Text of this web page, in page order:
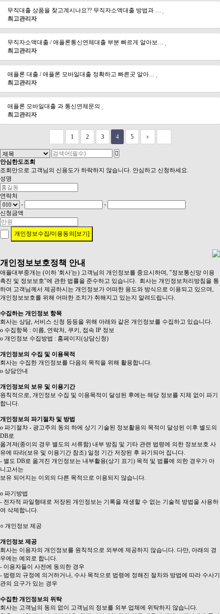
무직대출 상품을 찾고계시나요?? 무직자소액대출 방법과 …
최고관리자
무직자소액대출 / 애플론통신연체대출 부분 빠르게 알아보…
최고관리자
애플론 대출 / 애플론 모바일대출 정확하고 빠른곳 알아…
최고관리자
애플론 모바일대출 과 통신연체문의
최고관리자
1 2 3 4 5
안심 한도조회
조회만으로 고객님의 신용도가 하락하지 않습니다. 안심하고 신청하세요.
성명
연락처
-
-
신청금액
개인정보수집/이용동의[보기]
개인정보보호정책 안내
애플대부중개는 (이하 '회사'는) 고객님의 개인정보를 중요시하며, "정보통신망 이용
촉진 및 정보보호"에 관한 법률을 준수하고 있습니다. 회사는 개인정보처리방침을 통
하여 고객님께서 제공하시는 개인정보가 어떠한 용도와 방식으로 이용되고 있으며,
개인정보보호를 위해 어떠한 조치가 취해지고 있는지 알려드립니다.
수집하는 개인정보 항목
회사는 상담, 서비스 신청 등등을 위해 아래와 같은 개인정보를 수집하고 있습니다.
ο 수집항목 : 이름, 연락처, 쿠키, 접속 IP 정보
ο 개인정보 수집방법 : 홈페이지(상담신청)
개인정보의 수집 및 이용목적
회사는 수집한 개인정보를 다음의 목적을 위해 활용합니다.
ο 상담안내
개인정보의 보유 및 이용기간
원칙적으로, 개인정보 수집 및 이용목적이 달성된 후에는 해당 정보를 지체 없이 파기
합니다.
개인정보의 파기절차 및 방법
ο 파기절차 - 광고주의 동의 하에 상기 기술된 정보활용의 목적이 달성된 이후 별도의
DB로
옮겨져(종이의 경우 별도의 서류함) 내부 방침 및 기타 관련 법령에 의한 정보보호 사
유에 따라(보유 및 이용기간 참조) 일정 기간 저장된 후 파기되어 집니다.
- 별도 DB로 옮겨진 개인정보는 내부활용(상기 표기) 목적 및 법률에 의한 경우가 아
니고서는
보유 되어지는 이외의 다른 목적으로 이용되지 않습니다.
ο 파기방법
- 전자적 파일형태로 저장된 개인정보는 기록을 재생할 수 없는 기술적 방법을 사용하
여 삭제합니다.
○ 개인정보 제공
개인정보 제공
회사는 이용자의 개인정보를 원칙적으로 외부에 제공하지 않습니다. 다만, 아래의 경
우에는 예외로 합니다.
- 이용자들이 사전에 동의한 경우
- 법령의 규정에 의거하거나, 수사 목적으로 법령에 정해진 절차와 방법에 따라 수사기
관의 요구가 있는 경우
수집한 개인정보의 위탁
회사는 고객님의 동의 없이 고객님의 정보를 외부 업체에 위탁하지 않습니다.